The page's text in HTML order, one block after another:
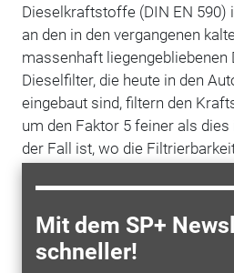
Mit dem SP+
schneller!
Dieselkraftstoffe (DIN EN 590)
an den in den vergangenen
massenhaft liegengebliebenen
Dieselfilter, die heute in den
eingebaut sind, filtern den
um den Faktor 5 feiner als
der Fall ist, wo die
bei Minusgraden ermittelt
blieben Paraffinkristalle
Temperaturen im
modernen, feineren Filtern